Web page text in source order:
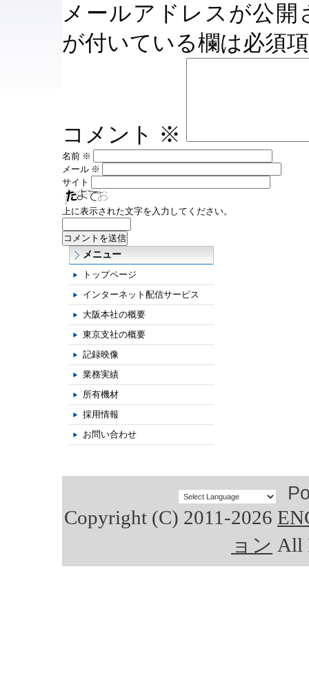
メールアドレスが公
が付いている欄は必須
コメント ※
名前 ※
メール ※
サイト
上に表示された文字を入力してください。
メニュー
トップページ
インターネット配信サービス
大阪本社の概要
東京支社の概要
記録映像
業務実績
所有機材
採用情報
お問い合わせ
Copyright (C) 2011-2026
ョン All